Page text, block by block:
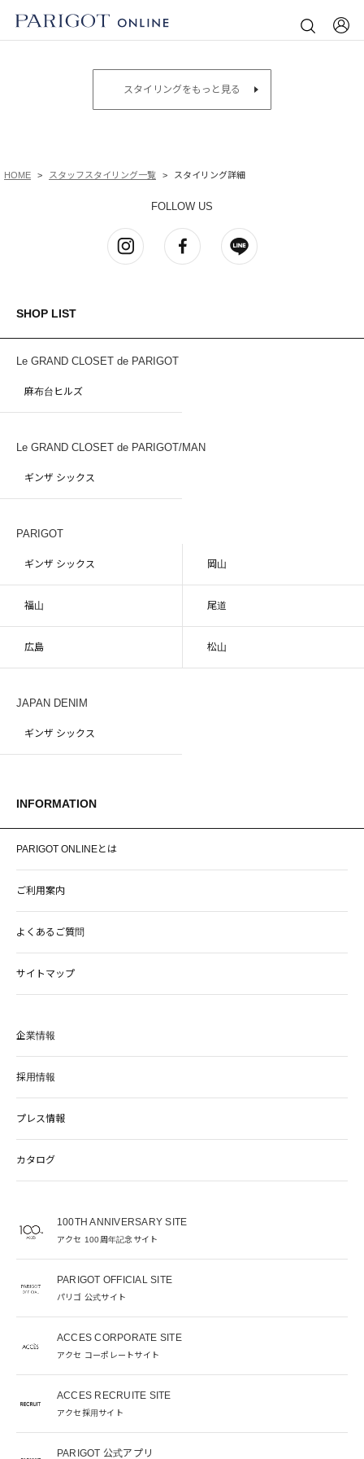
スタイリングをもっと見る
HOME スタッフスタイリング一覧 スタイリング詳細
FOLLOW US
SHOP LIST
Le GRAND CLOSET de PARIGOT
麻布台ヒルズ
Le GRAND CLOSET de PARIGOT/MAN
ギンザ シックス
PARIGOT
ギンザ シックス 岡山
福山 尾道
広島 松山
JAPAN DENIM
ギンザ シックス
INFORMATION
PARIGOT ONLINEとは
ご利用案内
よくあるご質問
サイトマップ
企業情報
採用情報
プレス情報
カタログ
100TH ANNIVERSARY SITE
アクセ 100周年記念サイト
PARIGOT OFFICIAL SITE
パリゴ 公式サイト
ACCES CORPORATE SITE
アクセ コーポレートサイト
ACCES RECRUITE SITE
アクセ採用サイト
PARIGOT 公式アプリ